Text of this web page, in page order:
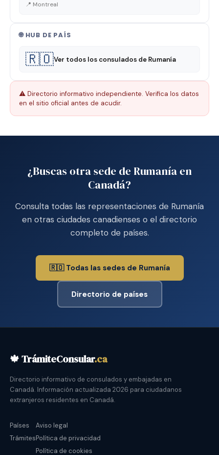
📍 Montreal
🌐 HUB DE PAÍS
🇷🇴Ver todos los consulados de Rumanía
⚠️ Directorio informativo independiente. Verifica los datos
en el sitio oficial antes de acudir.
¿Buscas otra sede de Rumanía en
Canadá?
Consulta todas las representaciones de Rumanía
en otras ciudades canadienses o el directorio
completo de países.
🇷🇴 Todas las sedes de Rumanía
Directorio de países
🍁 TrámiteConsular.ca
Directorio informativo de consulados y embajadas en
Canadá. Información actualizada 2026 para ciudadanos
extranjeros residentes en Canadá.
Países
Trámites
Aviso legal
Política de privacidad
Política de cookies